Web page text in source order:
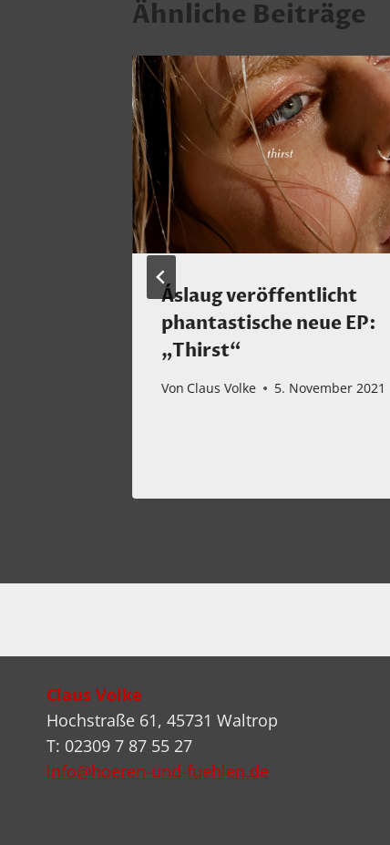
Ähnliche Beiträge
Áslaug veröffentlicht
phantastische neue EP:
„Thirst“
Von Claus Volke 5. November 2021
Claus Volke
Hochstraße 61, 45731 Waltrop
T: 02309 7 87 55 27
info@hoeren-und-fuehlen.de